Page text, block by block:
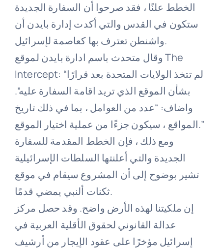
الخطط علنًا ، فقد صرحوا أن السفارة الجديدة
ستكون في القدس والتي أكدت إدارة بايدن أن
واشنطن تعترف بها كعاصمة لإسرائيل.
وقال متحدث باسم ادارة بايدن لموقع The
Intercept: “لم تتخذ الولايات المتحدة بعد قرارًا
بشأن الموقع الذي تريد اقامة السفارة عليه”.
واضاف: “عدد من العوامل ، بما في ذلك تاريخ
المواقع ، سيكون جزءًا من عملية اختيار الموقع.”
ومع ذلك ، فإن الخطط المقدمة للسفارة
الجديدة والتي أعلنتها السلطات الإسرائيلية
تشير بوضوح إلى أن المشروع سيقام في موقع
ثكنات ألنبي يمضي قدمًا.
إن ملكيتنا لهذه الأرض واضح. وقد حصل مركز
عدالة القانوني لحقوق الأقلية العربية في
إسرائيل مؤخرًا على عقود الإيجار من أرشيف